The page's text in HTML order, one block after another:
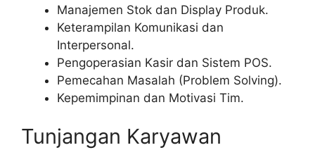
Manajemen Stok dan Display Produk.
Keterampilan Komunikasi dan
Interpersonal.
Pengoperasian Kasir dan Sistem POS.
Pemecahan Masalah (Problem Solving).
Kepemimpinan dan Motivasi Tim.
Tunjangan Karyawan